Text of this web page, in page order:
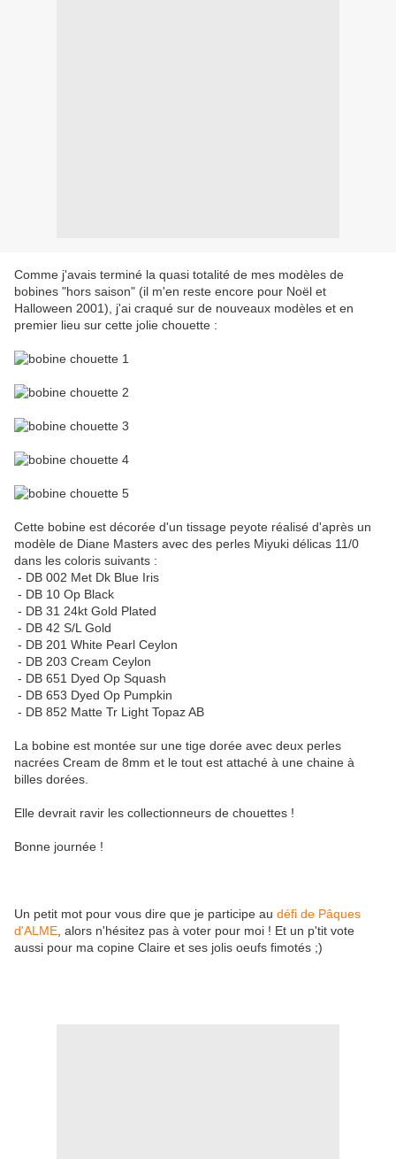
Comme j'avais terminé la quasi totalité de mes modèles de
bobines "hors saison" (il m'en reste encore pour Noël et
Halloween 2001), j'ai craqué sur de nouveaux modèles et en
premier lieu sur cette jolie chouette :
Cette bobine est décorée d'un tissage peyote réalisé d'après un
modèle de Diane Masters avec des perles Miyuki délicas 11/0
dans les coloris suivants :
- DB 002 Met Dk Blue Iris
- DB 10 Op Black
- DB 31 24kt Gold Plated
- DB 42 S/L Gold
- DB 201 White Pearl Ceylon
- DB 203 Cream Ceylon
- DB 651 Dyed Op Squash
- DB 653 Dyed Op Pumpkin
- DB 852 Matte Tr Light Topaz AB
La bobine est montée sur une tige dorée avec deux perles
nacrées Cream de 8mm et le tout est attaché à une chaine à
billes dorées.
Elle devrait ravir les collectionneurs de chouettes !
Bonne journée !
Un petit mot pour vous dire que je participe au défi de Pâques
d'ALME , alors n'hésitez pas à voter pour moi ! Et un p'tit vote
aussi pour ma copine Claire et ses jolis oeufs fimotés ;)